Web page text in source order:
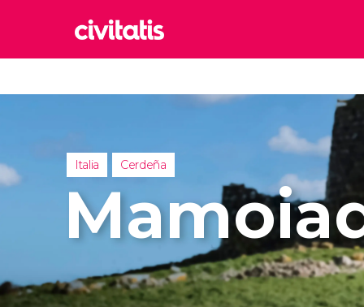
Italia
Reino
Reino
Turquía
Italia Cerdeña